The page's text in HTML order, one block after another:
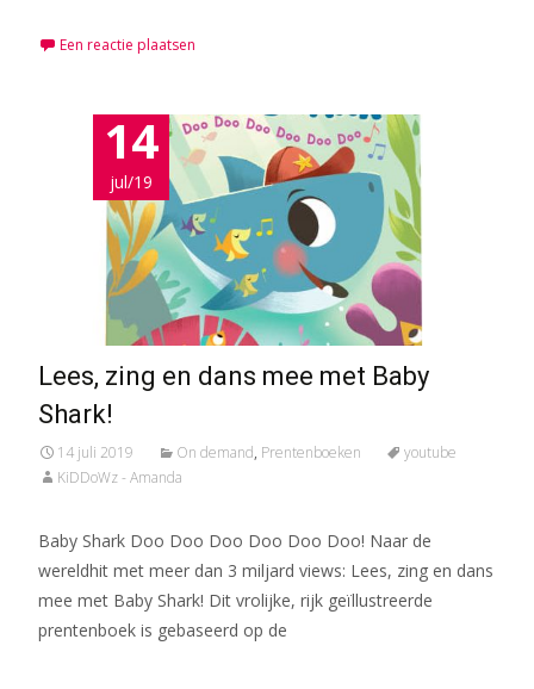
Een reactie plaatsen
14
jul/19
Lees, zing en dans mee met Baby
Shark!
14 juli 2019 On demand, Prentenboeken
youtube
KiDDoWz - Amanda
Baby Shark Doo Doo Doo Doo Doo Doo! Naar de
wereldhit met meer dan 3 miljard views: Lees, zing en dans
mee met Baby Shark! Dit vrolijke, rijk geïllustreerde
prentenboek is gebaseerd op de